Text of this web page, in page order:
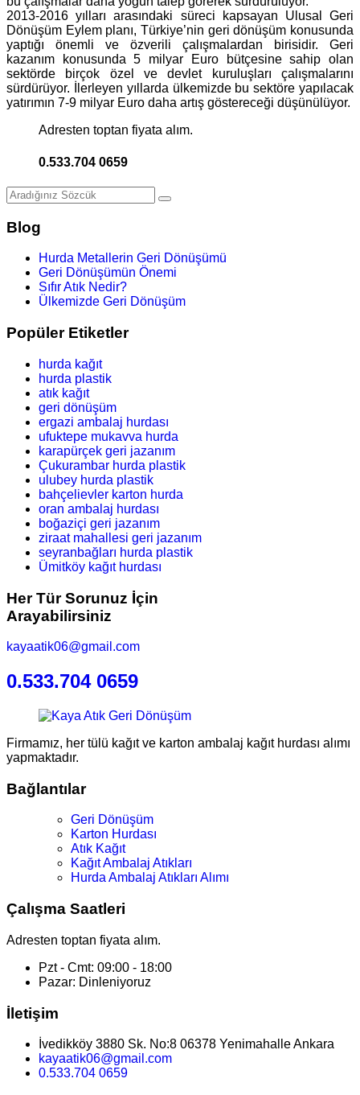
2013-2016 yılları arasındaki süreci kapsayan Ulusal Geri
Dönüşüm Eylem planı, Türkiye’nin geri dönüşüm konusunda
yaptığı önemli ve özverili çalışmalardan birisidir. Geri
kazanım konusunda 5 milyar Euro bütçesine sahip olan
sektörde birçok özel ve devlet kuruluşları çalışmalarını
sürdürüyor. İlerleyen yıllarda ülkemizde bu sektöre yapılacak
yatırımın 7-9 milyar Euro daha artış göstereceği düşünülüyor.
Adresten toptan fiyata alım.
0.533.704 0659
Blog
Hurda Metallerin Geri Dönüşümü
Geri Dönüşümün Önemi
Sıfır Atık Nedir?
Ülkemizde Geri Dönüşüm
Popüler Etiketler
hurda kağıt
hurda plastik
atık kağıt
geri dönüşüm
ergazi ambalaj hurdası
ufuktepe mukavva hurda
karapürçek geri jazanım
Çukurambar hurda plastik
ulubey hurda plastik
bahçelievler karton hurda
oran ambalaj hurdası
boğaziçi geri jazanım
ziraat mahallesi geri jazanım
seyranbağları hurda plastik
Ümitköy kağıt hurdası
Her Tür Sorunuz İçin
Arayabilirsiniz
kayaatik06@gmail.com
0.533.704 0659
Firmamız, her tülü kağıt ve karton ambalaj kağıt hurdası alımı
yapmaktadır.
Bağlantılar
Geri Dönüşüm
Karton Hurdası
Atık Kağıt
Kağıt Ambalaj Atıkları
Hurda Ambalaj Atıkları Alımı
Çalışma Saatleri
Adresten toptan fiyata alım.
Pzt - Cmt: 09:00 - 18:00
Pazar: Dinleniyoruz
İletişim
İvedikköy 3880 Sk. No:8 06378 Yenimahalle Ankara
kayaatik06@gmail.com
0.533.704 0659